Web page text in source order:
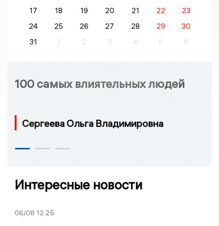
17 18 19 20 21 22
23
24
25 26 27 28 29
30
31
1 2 3 4 5 6
100 самых влиятельных людей
Сергеева Ольга Владимировна
Интересные новости
06/08 12:25